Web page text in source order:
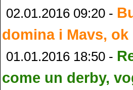
02.01.2016 09:20 -
domina i Mavs,
01.01.2016 18:50 -
come un derby,